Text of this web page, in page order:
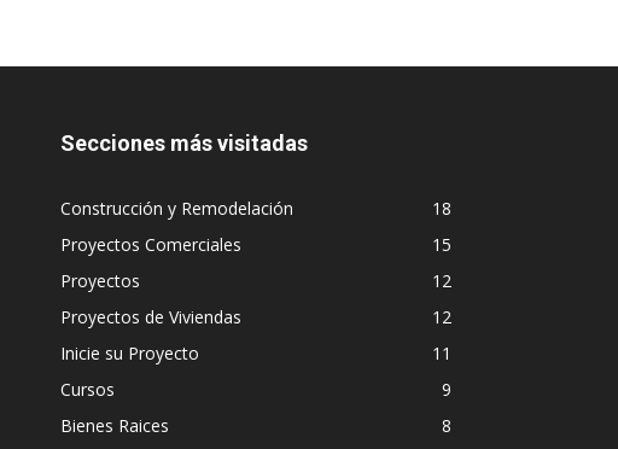
Secciones más visitadas
Construcción y Remodelación
18
Proyectos Comerciales
15
Proyectos
12
Proyectos de Viviendas
12
Inicie su Proyecto
11
Cursos
9
Bienes Raices
8